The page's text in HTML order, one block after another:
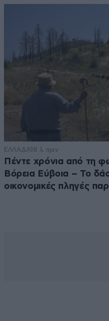
ΕΛΛΑΔΑ18 λ. πριν
Πέντε χρόνια από τη
Βόρεια Εύβοια – Το
οικονομικές πληγές